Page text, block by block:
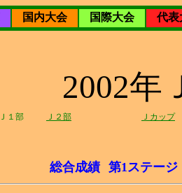
国内大会 国際大会
代表
2002年
Ｊ１部 Ｊ２部 Ｊカップ
総合成績 第1ステージ